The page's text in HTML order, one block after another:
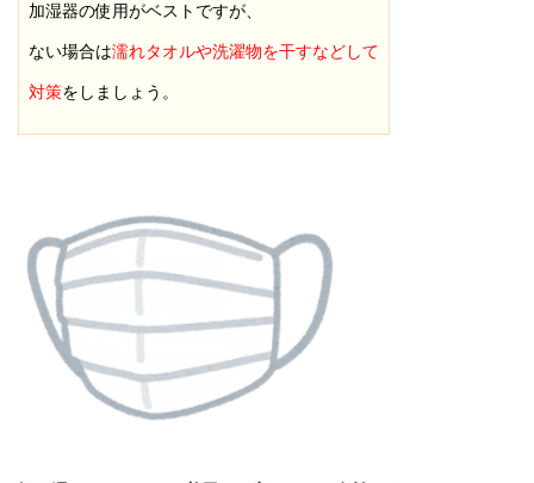
加湿器の使用がベストですが、
ない場合は濡れタオルや洗濯物を干すなどして
対策をしましょう。